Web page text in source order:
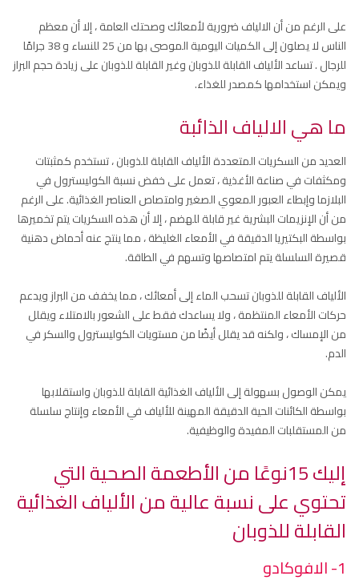
على الرغم من أن الالياف ضرورية لأمعائك وصحتك العامة ، إلا أن معظم
الناس لا يصلون إلى الكميات اليومية الموصى بها من 25 للنساء و 38 جرامًا
للرجال . تساعد الألياف القابلة للذوبان وغير القابلة للذوبان على زيادة حجم البراز
ويمكن استخدامها كمصدر للغذاء.
ما هي الالياف الذائبة
العديد من السكريات المتعددة الألياف القابلة للذوبان ، تستخدم كمثبتات
ومكثفات في صناعة الأغذية ، تعمل على خفض نسبة الكوليسترول في
البلازما وإبطاء العبور المعوي الصغير وامتصاص العناصر الغذائية. على الرغم
من أن الإنزيمات البشرية غير قابلة للهضم ، إلا أن هذه السكريات يتم تخميرها
بواسطة البكتيريا الدقيقة في الأمعاء الغليظة ، مما ينتج عنه أحماض دهنية
قصيرة السلسلة يتم امتصاصها وتسهم في الطاقة.
الألياف القابلة للذوبان تسحب الماء إلى أمعائك ، مما يخفف من البراز ويدعم
حركات الأمعاء المنتظمة ، ولا يساعدك فقط على الشعور بالامتلاء ويقلل
من الإمساك ، ولكنه قد يقلل أيضًا من مستويات الكوليسترول والسكر في
الدم.
يمكن الوصول بسهولة إلى الألياف الغذائية القابلة للذوبان واستقلابها
بواسطة الكائنات الحية الدقيقة المهينة للألياف في الأمعاء وإنتاج سلسلة
من المستقلبات المفيدة والوظيفية.
إليك 15نوعًا من الأطعمة الصحية التي
تحتوي على نسبة عالية من الألياف الغذائية
القابلة للذوبان
1- الافوكادو